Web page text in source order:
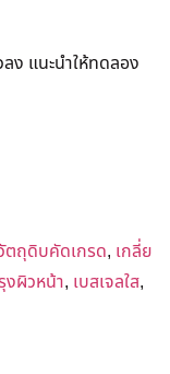
ง แนะนำให้ทดลอง
ตถุดิบคัดเกรด, เกลี่ย
งผิวหน้า, เบสเจลใส,